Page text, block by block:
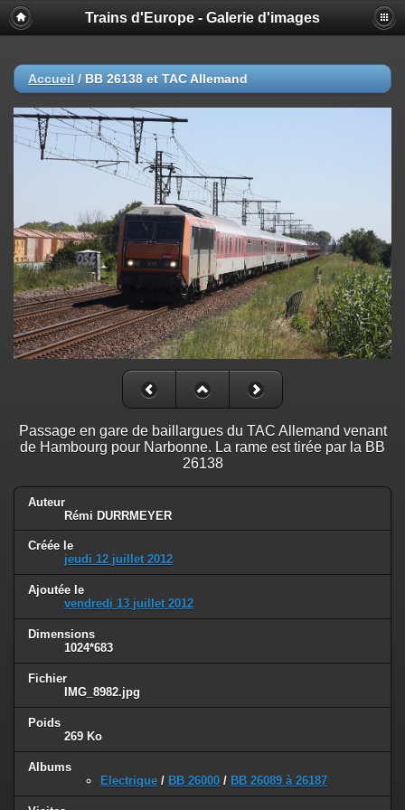
Trains d'Europe - Galerie d'images
Accueil / BB 26138 et TAC Allemand
Passage en gare de baillargues du TAC Allemand venant
de Hambourg pour Narbonne. La rame est tirée par la BB
26138
Auteur
Rémi DURRMEYER
Créée le
jeudi 12 juillet 2012
Ajoutée le
vendredi 13 juillet 2012
Dimensions
1024*683
Fichier
IMG_8982.jpg
Poids
269 Ko
Albums
Electrique / BB 26000 / BB 26089 à 26187